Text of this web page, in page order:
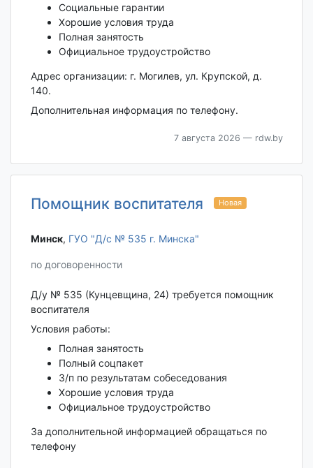
Социальные гарантии
Хорошие условия труда
Полная занятость
Официальное трудоустройство
Адрес организации: г. Могилев, ул. Крупской, д.
140.
Дополнительная информация по телефону.
7 августа 2026 — rdw.by
Помощник воспитателя Новая
Минск‎, ГУО "Д/с № 535 г. Минска"
по договоренности
Д/у № 535 (Кунцевщина, 24) требуется помощник
воспитателя
Условия работы:
Полная занятость
Полный соцпакет
З/п по результатам собеседования
Хорошие условия труда
Официальное трудоустройство
За дополнительной информацией обращаться по
телефону